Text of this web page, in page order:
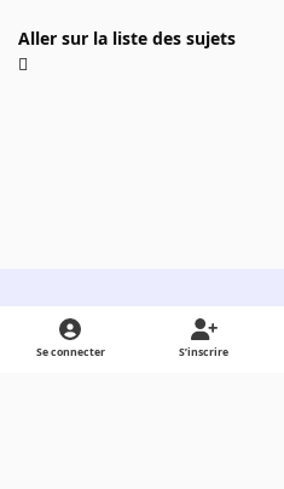
Aller sur la liste des sujets
Light ModeDark ModeSystem Preference
Se connecter S’inscrire